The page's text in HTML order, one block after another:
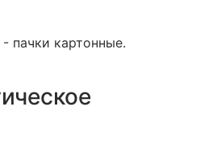
пачки картонные.